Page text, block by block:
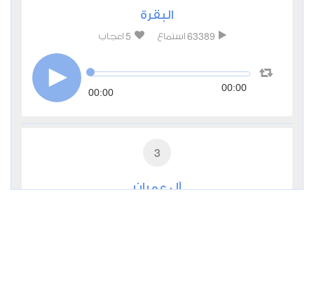
البقرة
63389 استماع 5 اعجاب
00:00 00:00
3
آل عمران